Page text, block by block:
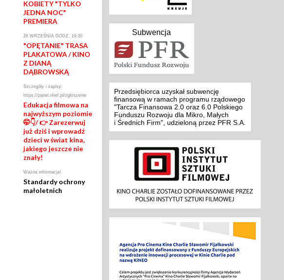
KOBIETY "TYLKO
JEDNA NOC"
PREMIERA
26 WRZEŚNIA GODZ. 19:30
"OPĘTANIE" TRASA
PLAKATOWA / KINO
Z DIANĄ
DĄBROWSKĄ
Szczegóły i zapisy:
https://panel.nhef.pl/zgloszenie
Edukacja filmowa na
najwyższym poziomie
🤭👇/ 👉 Zarezerwuj
już dziś i wprowadź
dzieci w świat kina,
jakiego jeszcze nie
znały!
Ważna informacja!
Standardy ochrony
małoletnich
Subwencja
Przedsiębiorca uzyskał subwencję
finansową w ramach programu rządowego
"Tarcza Finansowa 2.0 oraz 6.0 Polskiego
Funduszu Rozwoju dla Mikro, Małych
i Średnich Firm", udzieloną przez PFR S.A.